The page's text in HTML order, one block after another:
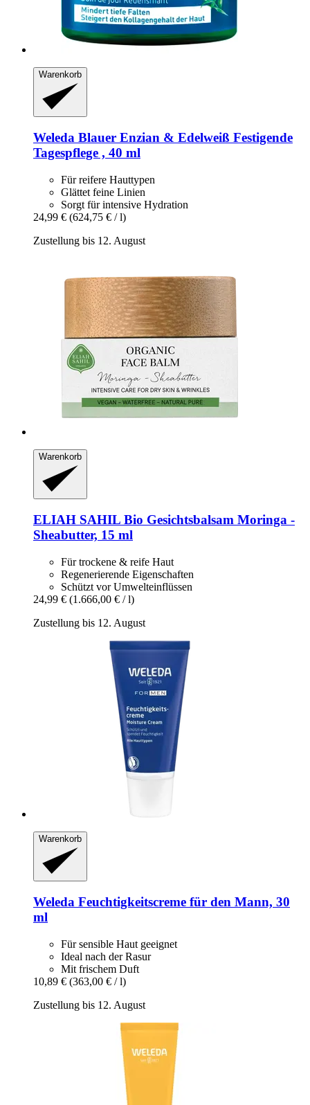
Warenkorb
Weleda Blauer Enzian & Edelweiß Festigende
Tagespflege , 40 ml
Für reifere Hauttypen
Glättet feine Linien
Sorgt für intensive Hydration
24,99 € (624,75 € / l)
Zustellung bis 12. August
Warenkorb
ELIAH SAHIL Bio Gesichtsbalsam Moringa -​
Sheabutter, 15 ml
Für trockene & reife Haut
Regenerierende Eigenschaften
Schützt vor Umwelteinflüssen
24,99 € (1.666,00 € / l)
Zustellung bis 12. August
Warenkorb
Weleda Feuchtigkeitscreme für den Mann, 30
ml
Für sensible Haut geeignet
Ideal nach der Rasur
Mit frischem Duft
10,89 € (363,00 € / l)
Zustellung bis 12. August